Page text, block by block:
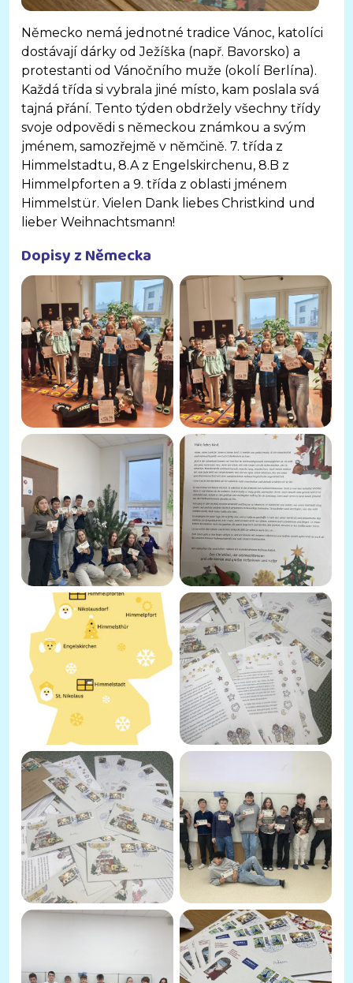
Německo nemá jednotné tradice Vánoc, katolíci
dostávají dárky od Ježíška (např. Bavorsko) a
protestanti od Vánočního muže (okolí Berlína).
Každá třída si vybrala jiné místo, kam poslala svá
tajná přání. Tento týden obdržely všechny třídy
svoje odpovědi s německou známkou a svým
jménem, samozřejmě v němčině. 7. třída z
Himmelstadtu, 8.A z Engelskirchenu, 8.B z
Himmelpforten a 9. třída z oblasti jménem
Himmelstür. Vielen Dank liebes Christkind und
lieber Weihnachtsmann!
Dopisy z Německa